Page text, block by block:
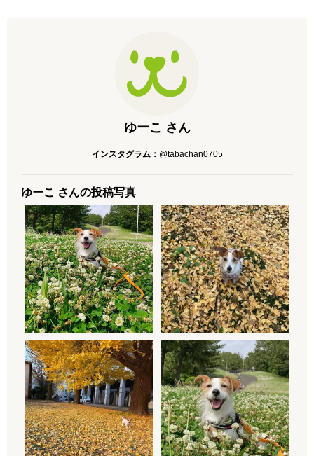
ゆーこ さん
インスタグラム： @tabachan0705
ゆーこ さんの投稿写真